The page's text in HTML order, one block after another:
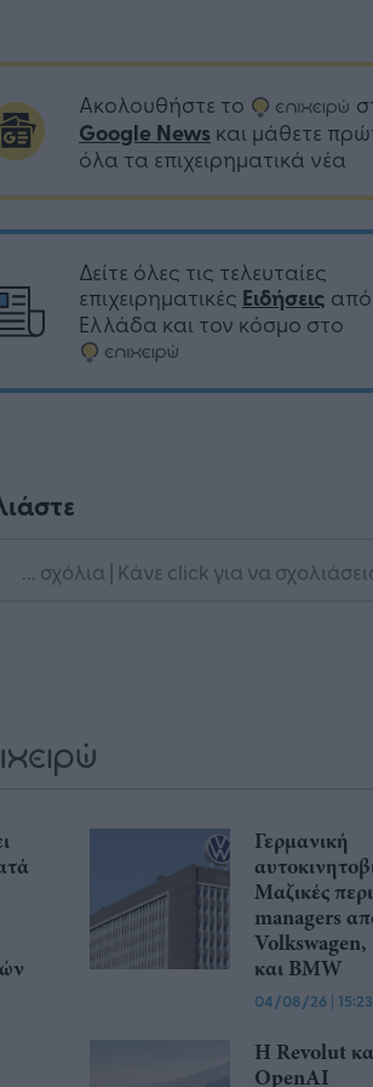
Ακολουθήστε το
Google News και μάθετε
όλα τα επιχειρηματικά νέα
Δείτε όλες τις τελευταίες
επιχειρηματικές Ειδήσεις
Ελλάδα και τον κόσμο στο
... σχόλια | Κάνε click για να
Γερμανική
Μαζικές
managers
Volkswagen,
και BMW
04/08/26 | 15:23
Η Revolut
OpenAI